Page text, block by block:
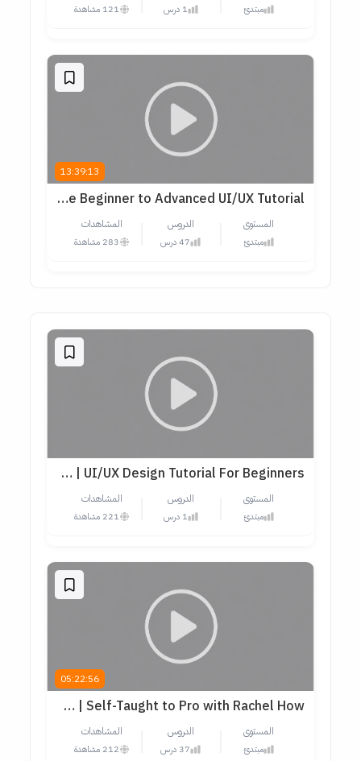
مبتدئ 1 درس 121 مشاهدة
13:39:13
UI/UX Design Full Course 2025 | Complete Beginner to Advanced UI/UX Tutorial
المستوى
مبتدئ
الدروس
47 درس
المشاهدات
283 مشاهدة
UI/UX Design Course For Beginners | UI/UX Design Tutorial For Beginners
المستوى
مبتدئ
الدروس
1 درس
المشاهدات
221 مشاهدة
05:22:56
UI/UX Design Roadmap 2024 | Self-Taught to Pro with Rachel How
المستوى
مبتدئ
الدروس
37 درس
المشاهدات
212 مشاهدة